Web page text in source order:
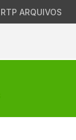
RTP ARQUIVOS